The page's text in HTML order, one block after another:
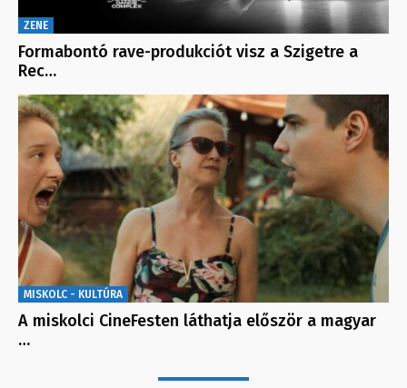
ZENE
Formabontó rave-produkciót visz a Szigetre a
Rec…
MISKOLC - KULTÚRA
A miskolci CineFesten láthatja először a magyar
…